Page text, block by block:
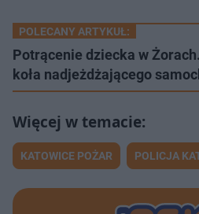
POLECANY ARTYKUŁ:
Potrącenie dziecka w
koła nadjeżdżającego
KATOWICE POŻAR POLICJA